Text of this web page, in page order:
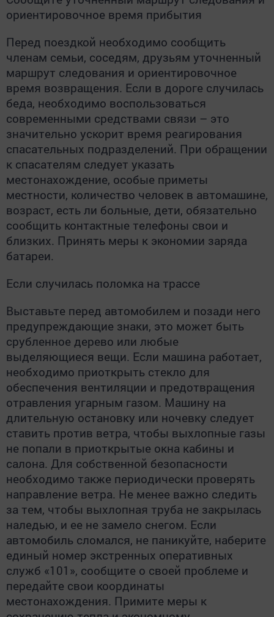
ориентировочное время прибытия
Перед поездкой необходимо сообщить
членам семьи, соседям, друзьям уточненный
маршрут следования и ориентировочное
время возвращения. Если в дороге случилась
беда, необходимо воспользоваться
современными средствами связи – это
значительно ускорит время реагирования
спасательных подразделений. При обращении
к спасателям следует указать
местонахождение, особые приметы
местности, количество человек в автомашине,
возраст, есть ли больные, дети, обязательно
сообщить контактные телефоны свои и
близких. Принять меры к экономии заряда
батареи.
Если случилась поломка на трассе
Выставьте перед автомобилем и позади него
предупреждающие знаки, это может быть
срубленное дерево или любые
выделяющиеся вещи. Если машина работает,
необходимо приоткрыть стекло для
обеспечения вентиляции и предотвращения
отравления угарным газом. Машину на
длительную остановку или ночевку следует
ставить против ветра, чтобы выхлопные газы
не попали в приоткрытые окна кабины и
салона. Для собственной безопасности
необходимо также периодически проверять
направление ветра. Не менее важно следить
за тем, чтобы выхлопная труба не закрылась
наледью, и ее не замело снегом. Если
автомобиль сломался, не паникуйте, наберите
единый номер экстренных оперативных
служб «101», сообщите о своей проблеме и
передайте свои координаты
местонахождения. Примите меры к